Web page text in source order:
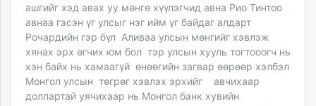
ашгийг хэд авах уу мөнгө хүүлэгчид авна Рио Тинтоо
авнаа гэсэн үг улсыг нэг ийм үг байдаг алдарт
Рочардийн гэр бүл Аливаа улсын мөнгийг хэвлэж
хянах эрх өгчих юм бол тэр улсын хууль тогтооогч нь
хэн байх нь хамаагүй өнөөгийн загвар өөрөөр хэлбэл
Монгол улсын төгрөг хэвлэх эрхийг авчихаар
доллартай уячихаар нь Монгол банк хувийн